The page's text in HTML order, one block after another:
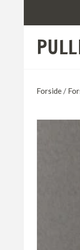
Forside /